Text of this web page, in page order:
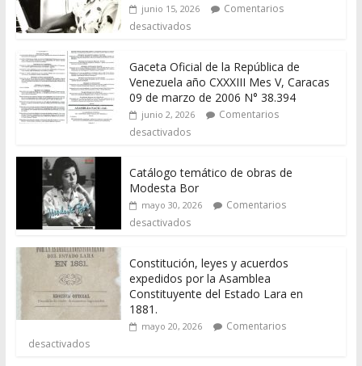
junio 15, 2026
Comentarios
desactivados
Gaceta Oficial de la República de
Venezuela año CXXXIII Mes V, Caracas
09 de marzo de 2006 N° 38.394
junio 2, 2026
Comentarios
desactivados
Catálogo temático de obras de
Modesta Bor
mayo 30, 2026
Comentarios
desactivados
Constitución, leyes y acuerdos
expedidos por la Asamblea
Constituyente del Estado Lara en
1881.
mayo 20, 2026
Comentarios
desactivados